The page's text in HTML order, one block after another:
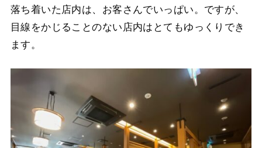
落ち着いた店内は、お客さんでいっぱい。ですが、
目線をかじることのない店内はとてもゆっくりでき
ます。